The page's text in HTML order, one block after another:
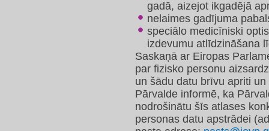
gadā, aizejot ikgadējā
nelaimes gadījuma
speciālo medicīniski
izdevumu atlīdzināšana
Saskaņā ar Eiropas
par fizisko personu
un šādu datu brīvu apriti
Pārvalde informē, ka
nodrošinātu šīs atlases
personas datu apstrādei